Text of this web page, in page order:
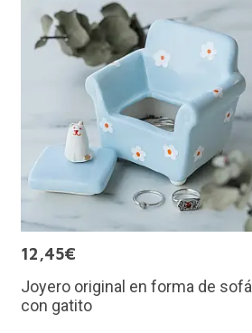
12,45€
Joyero original en forma de sofá
con gatito